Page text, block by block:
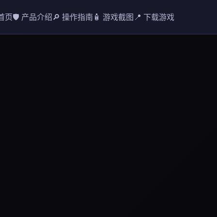
页🛡️ 产品介绍🔎 操作指南 🧴 游戏截图📍 下载游戏